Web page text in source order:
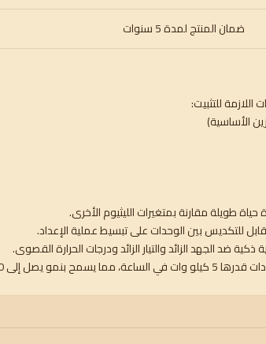
ضمان المنتج لمدة 5 سنوات
الأساسية)
للتكديس بين الوحدات على تبسيط عملية الإعداد.
ضد الجهد الزائد والتيار الزائد ودرجات الحرارة القصوى.
في التكوينات المتوازية.